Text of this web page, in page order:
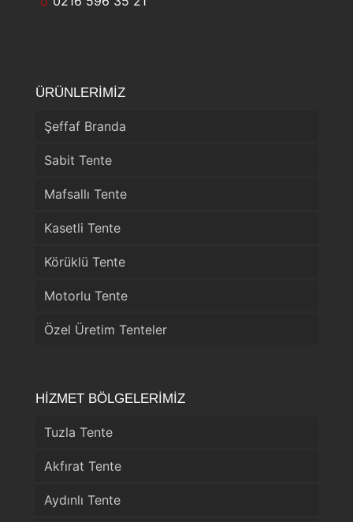
ÜRÜNLERİMİZ
Şeffaf Branda
Sabit Tente
Mafsallı Tente
Kasetli Tente
Körüklü Tente
Motorlu Tente
Özel Üretim Tenteler
HİZMET BÖLGELERİMİZ
Tuzla Tente
Akfırat Tente
Aydınlı Tente